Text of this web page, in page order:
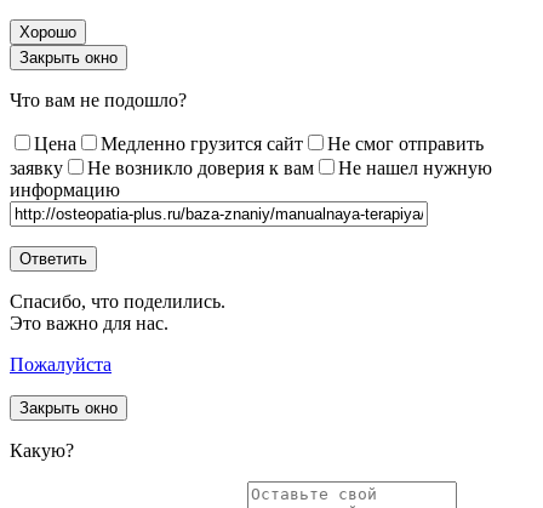
Хорошо
Закрыть окно
Что вам не подошло?
Цена Медленно грузится сайт
Не смог отправить
заявку
Не возникло доверия к вам
Не нашел нужную
информацию
Спасибо, что поделились.
Это важно для нас.
Пожалуйста
Закрыть окно
Какую?